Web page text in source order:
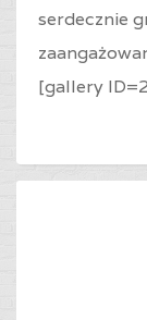
serdecznie
[gallery